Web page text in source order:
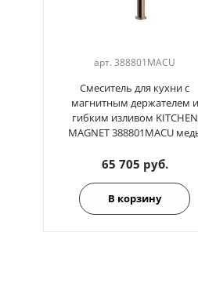
арт.388801МАCU
Смеситель для кухни с
магнитным держателем и
гибким изливом KITCHEN
MAGNET 388801МАСU
65 705 руб.
В корзину